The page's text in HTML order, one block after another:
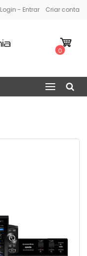
Login - Entrar Criar conta
0